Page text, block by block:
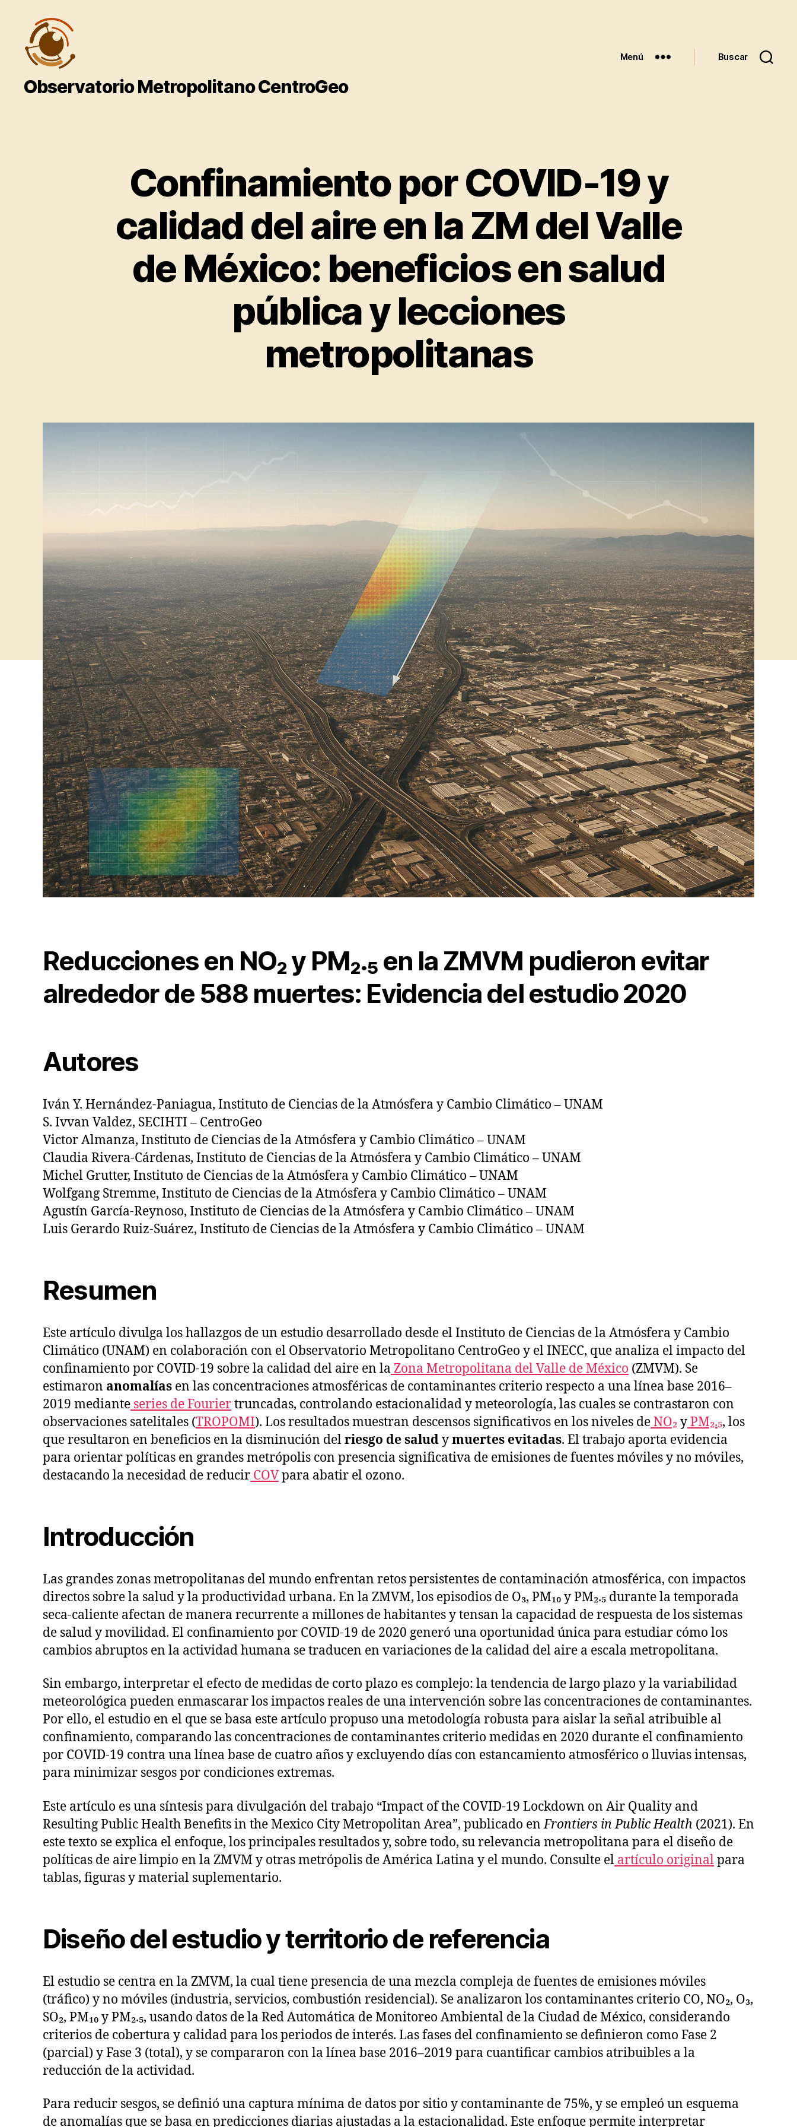
Metropolitano
Observatorio Metropolitano CentroGeo
Menú Buscar
Confinamiento por COVID‑19 y
calidad del aire en la ZM del Valle
de México: beneficios en salud
pública y lecciones
metropolitanas
Reducciones en NO₂ y PM₂.₅ en la ZMVM pudieron evitar
alrededor de 588 muertes: Evidencia del estudio 2020
Autores
Iván Y. Hernández-Paniagua, Instituto de Ciencias de la Atmósfera y Cambio Climático – UNAM
S. Ivvan Valdez, SECIHTI – CentroGeo
Victor Almanza, Instituto de Ciencias de la Atmósfera y Cambio Climático – UNAM
Claudia Rivera-Cárdenas, Instituto de Ciencias de la Atmósfera y Cambio Climático – UNAM
Michel Grutter, Instituto de Ciencias de la Atmósfera y Cambio Climático – UNAM
Wolfgang Stremme, Instituto de Ciencias de la Atmósfera y Cambio Climático – UNAM
Agustín García-Reynoso, Instituto de Ciencias de la Atmósfera y Cambio Climático – UNAM
Luis Gerardo Ruiz-Suárez, Instituto de Ciencias de la Atmósfera y Cambio Climático – UNAM
Resumen
Este artículo divulga los hallazgos de un estudio desarrollado desde el Instituto de Ciencias de la Atmósfera y Cambio
Climático (UNAM) en colaboración con el Observatorio Metropolitano CentroGeo y el INECC, que analiza el impacto del
confinamiento por COVID‑19 sobre la calidad del aire en la Zona Metropolitana del Valle de México (ZMVM). Se
estimaron anomalías en las concentraciones atmosféricas de contaminantes criterio respecto a una línea base 2016–
2019 mediante series de Fouriertruncadas, controlando estacionalidad y meteorología, las cuales se contrastaron con
observaciones satelitales (TROPOMI). Los resultados muestran descensos significativos en los niveles deNO₂yPM₂.₅, los
que resultaron en beneficios en la disminución delriesgo de saludymuertes evitadas. El trabajo aporta evidencia
para orientar políticas en grandes metrópolis con presencia significativa de emisiones de fuentes móviles y no móviles,
destacando la necesidad de reducir COVpara abatir el ozono.
Introducción
Las grandes zonas metropolitanas del mundo enfrentan retos persistentes de contaminación atmosférica, con impactos
directos sobre la salud y la productividad urbana. En la ZMVM, los episodios de O₃, PM₁₀ y PM₂.₅ durante la temporada
seca‑caliente afectan de manera recurrente a millones de habitantes y tensan la capacidad de respuesta de los sistemas
de salud y movilidad. El confinamiento por COVID‑19 de 2020 generó una oportunidad única para estudiar cómo los
cambios abruptos en la actividad humana se traducen en variaciones de la calidad del aire a escala metropolitana.
Sin embargo, interpretar el efecto de medidas de corto plazo es complejo: la tendencia de largo plazo y la variabilidad
meteorológica pueden enmascarar los impactos reales de una intervención sobre las concentraciones de contaminantes.
Por ello, el estudio en el que se basa este artículo propuso una metodología robusta para aislar la señal atribuible al
confinamiento, comparando las concentraciones de contaminantes criterio medidas en 2020 durante el confinamiento
por COVID-19 contra una línea base de cuatro años y excluyendo días con estancamiento atmosférico o lluvias intensas,
para minimizar sesgos por condiciones extremas.
Este artículo es una síntesis para divulgación del trabajo “Impact of the COVID‑19 Lockdown on Air Quality and
Resulting Public Health Benefits in the Mexico City Metropolitan Area”, publicado enFrontiers in Public Health (2021). En
este texto se explica el enfoque, los principales resultados y, sobre todo, su relevancia metropolitana para el diseño de
políticas de aire limpio en la ZMVM y otras metrópolis de América Latina y el mundo. Consulte el artículo originalpara
tablas, figuras y material suplementario.
Diseño del estudio y territorio de referencia
El estudio se centra en la ZMVM, la cual tiene presencia de una mezcla compleja de fuentes de emisiones móviles
(tráfico) y no móviles (industria, servicios, combustión residencial). Se analizaron los contaminantes criterio CO, NO₂, O₃,
SO₂, PM₁₀ y PM₂.₅, usando datos de la Red Automática de Monitoreo Ambiental de la Ciudad de México, considerando
criterios de cobertura y calidad para los periodos de interés. Las fases del confinamiento se definieron como Fase 2
(parcial) y Fase 3 (total), y se compararon con la línea base 2016–2019 para cuantificar cambios atribuibles a la
reducción de la actividad.
Para reducir sesgos, se definió una captura mínima de datos por sitio y contaminante de 75%, y se empleó un esquema
de anomalías que se basa en predicciones diarias ajustadas a la estacionalidad. Este enfoque permite interpretar